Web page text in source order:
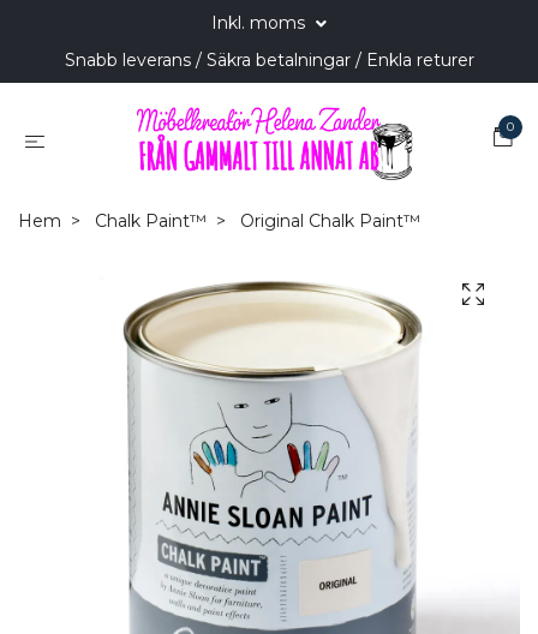
Inkl. moms
Snabb leverans / Säkra betalningar / Enkla returer
0
Hem Chalk Paint™ Original Chalk Paint™